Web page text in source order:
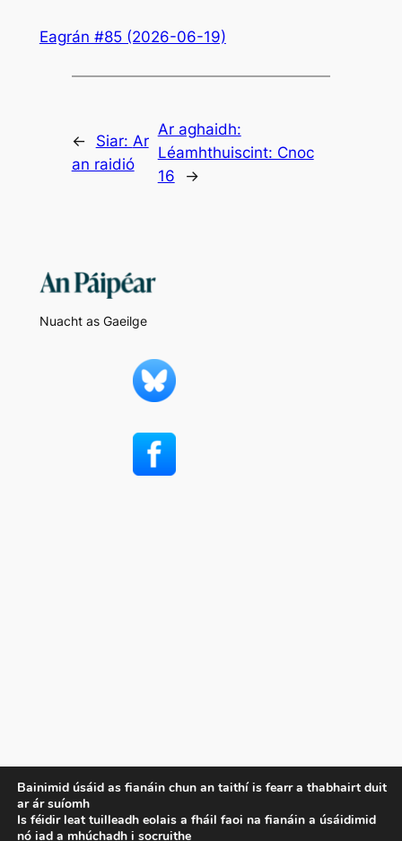
Eagrán #85 (2026-06-19)
← Siar: Ar
an raidió
Ar aghaidh:
Léamhthuiscint: Cnoc
16
→
Nuacht as Gaeilge
Príobháideachas
Beartas Príobháideachais
Téarmaí agus Coinníollacha
Bainimid úsáid as fianáin chun an taithí is fearr a thabhairt duit
ar ár suíomh
Is féidir leat tuilleadh eolais a fháil faoi na fianáin a úsáidimid
nó iad a mhúchadh i socruithe